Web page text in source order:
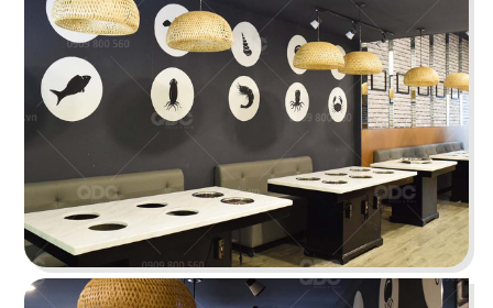
VEE AYY FOOD
Hiện đại, sang trọng với phong cách kiến trúc
hiện đại quốc tế cùng gam màu thương hiệu ấn
tượng
Chi tiết